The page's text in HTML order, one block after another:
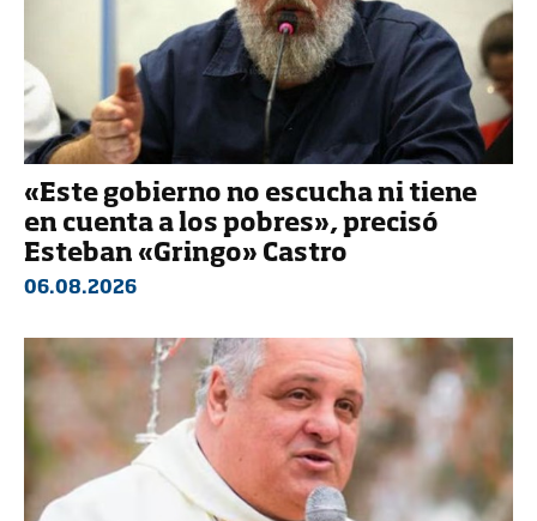
«Este gobierno no escucha ni tiene
en cuenta a los pobres», precisó
Esteban «Gringo» Castro
06.08.2026